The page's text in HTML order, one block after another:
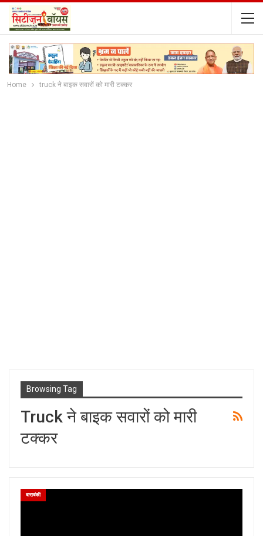
Home truck ने बाइक सवारों को मारी टक्कर
Browsing Tag
Truck ने बाइक सवारों को मारी
टक्कर
बाराबंकी